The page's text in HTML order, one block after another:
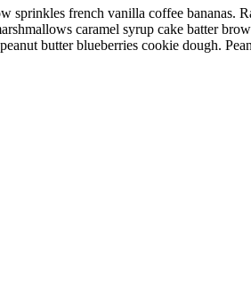
sprinkles french vanilla coffee bananas.
caramel syrup cake batter
butter blueberries cookie dough.